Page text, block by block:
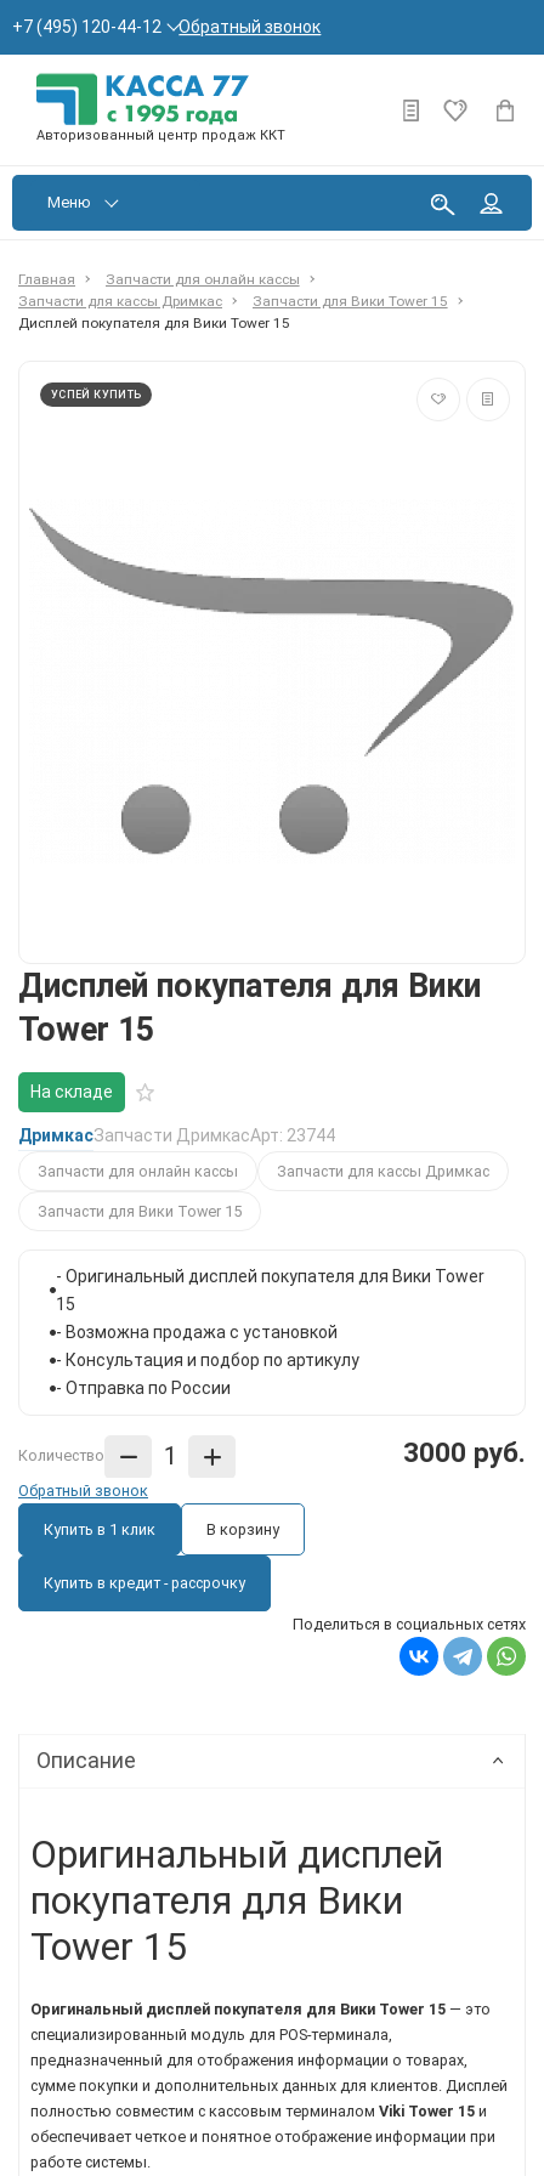
+7 (495) 120-44-12 Обратный звонок
Авторизованный центр продаж ККТ
Меню
Главная
Запчасти для онлайн кассы
Запчасти для кассы Дримкас
Запчасти для Вики Tower 15
Дисплей покупателя для Вики Tower 15
УСПЕЙ КУПИТЬ
Дисплей покупателя для Вики
Tower 15
На складе
ДримкасЗапчасти ДримкасАрт: 23744
Запчасти для онлайн кассы Запчасти для кассы Дримкас
Запчасти для Вики Tower 15
- Оригинальный дисплей покупателя для Вики Tower
15
- Возможна продажа с установкой
- Консультация и подбор по артикулу
- Отправка по России
Количество 3000 руб.
Обратный звонок
Купить в 1 клик В корзину
Купить в кредит - рассрочку
Поделиться в социальных сетях
Описание
Оригинальный дисплей
покупателя для Вики
Tower 15
Оригинальный дисплей покупателя для Вики Tower 15 — это
специализированный модуль для POS-терминала,
предназначенный для отображения информации о товарах,
сумме покупки и дополнительных данных для клиентов. Дисплей
полностью совместим с кассовым терминалом Viki Tower 15 и
обеспечивает четкое и понятное отображение информации при
работе системы.